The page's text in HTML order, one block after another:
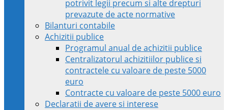
potrivit legii precum si alte drepturi
prevazute de acte normative
Bilanturi contabile
Achizitii publice
Programul anual de achizitii publice
Centralizatorul achizitiilor publice si
contractele cu valoare de peste 5000
euro
Contracte cu valoare de peste 5000 euro
Declaratii de avere si interese